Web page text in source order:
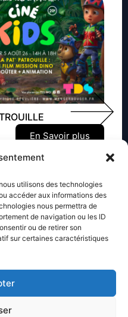
utilisons des technologies
accéder aux informations des
nous permettra de
de navigation ou les ID
ou de retirer son
sur certaines caractéristiques
En Savoir plus